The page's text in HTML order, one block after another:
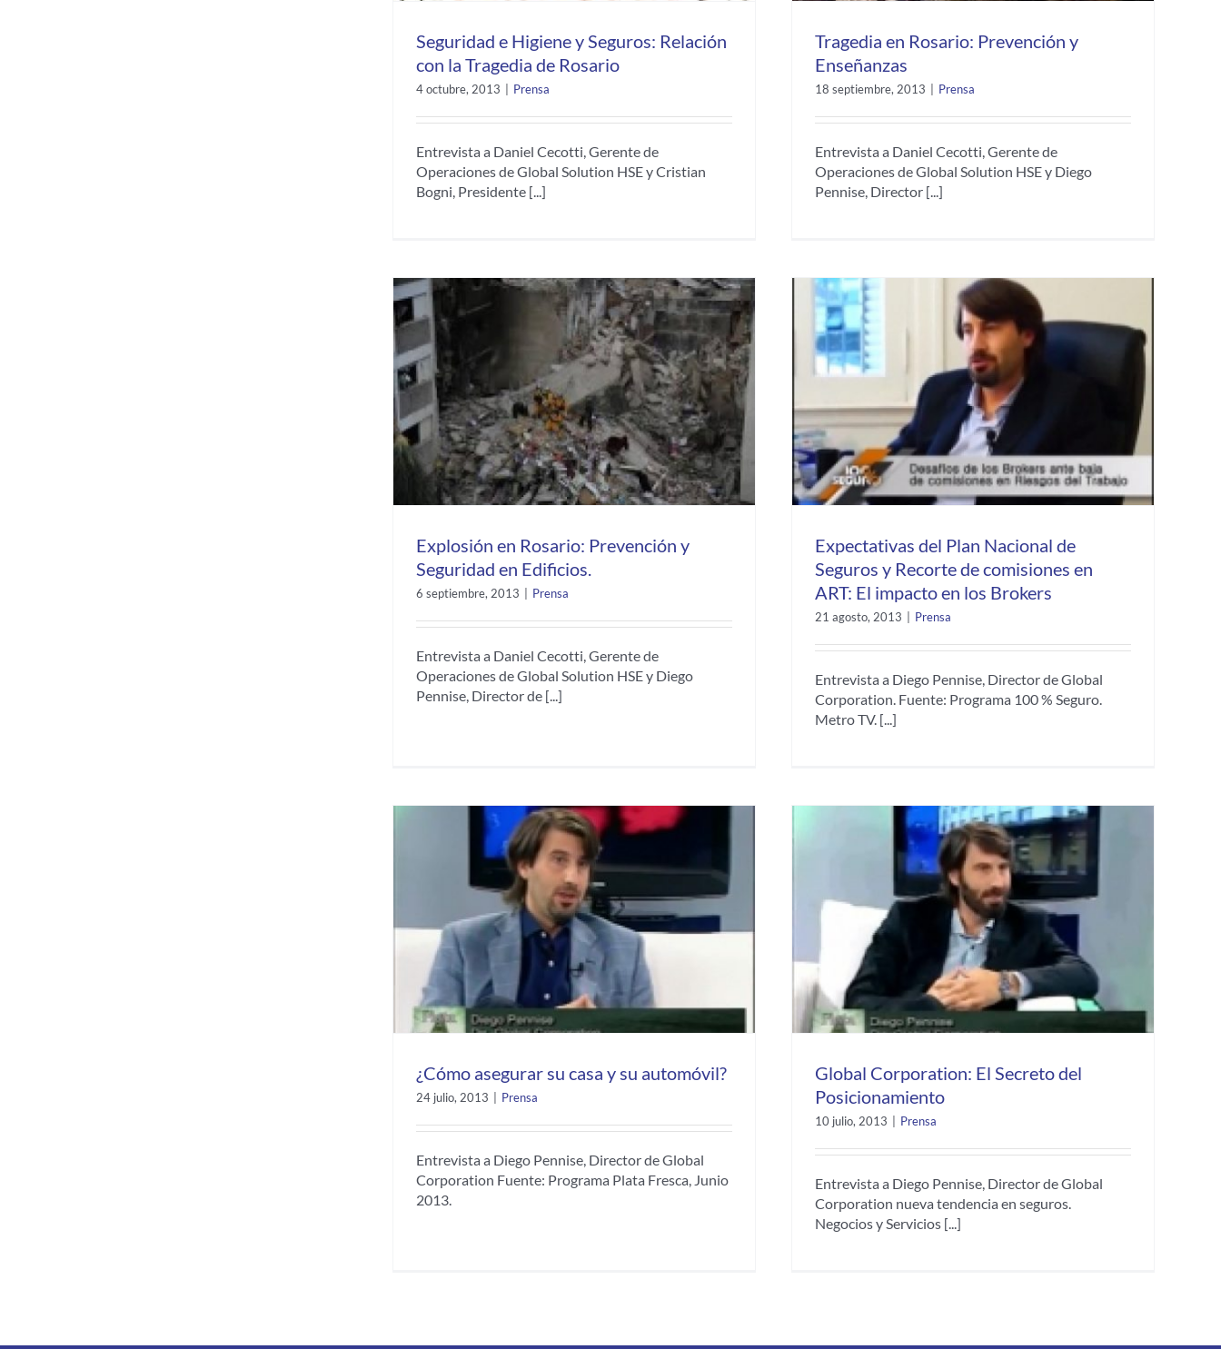
Seguridad e Higiene y Seguros: Relación
con la Tragedia de Rosario
4 octubre, 2013 Prensa
Entrevista a Daniel Cecotti, Gerente de
Operaciones de Global Solution HSE y Cristian
Bogni, Presidente [...]
Tragedia en Rosario: Prevención y
Enseñanzas
18 septiembre, 2013 Prensa
Entrevista a Daniel Cecotti, Gerente de
Operaciones de Global Solution HSE y Diego
Pennise, Director [...]
Explosión en Rosario: Prevención y
Seguridad en Edificios.
6 septiembre, 2013 Prensa
Entrevista a Daniel Cecotti, Gerente de
Operaciones de Global Solution HSE y Diego
Pennise, Director de [...]
Expectativas del Plan Nacional de
Seguros y Recorte de comisiones en
ART: El impacto en los Brokers
21 agosto, 2013 Prensa
Entrevista a Diego Pennise, Director de Global
Corporation. Fuente: Programa 100 % Seguro.
Metro TV. [...]
¿Cómo asegurar su casa y su automóvil?
24 julio, 2013 Prensa
Entrevista a Diego Pennise, Director de Global
Corporation Fuente: Programa Plata Fresca, Junio
2013.
Global Corporation: El Secreto del
Posicionamiento
10 julio, 2013 Prensa
Entrevista a Diego Pennise, Director de Global
Corporation nueva tendencia en seguros.
Negocios y Servicios [...]